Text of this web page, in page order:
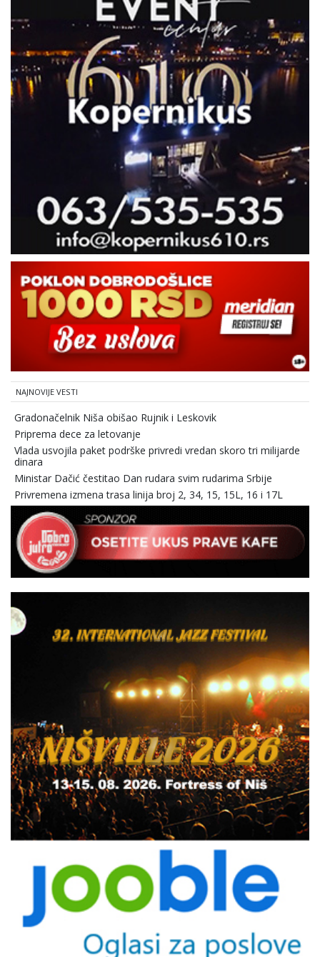
NAJNOVIJE VESTI
Gradonačelnik Niša obišao Rujnik i Leskovik
Priprema dece za letovanje
Vlada usvojila paket podrške privredi vredan skoro tri milijarde
dinara
Ministar Dačić čestitao Dan rudara svim rudarima Srbije
Privremena izmena trasa linija broj 2, 34, 15, 15L, 16 i 17L